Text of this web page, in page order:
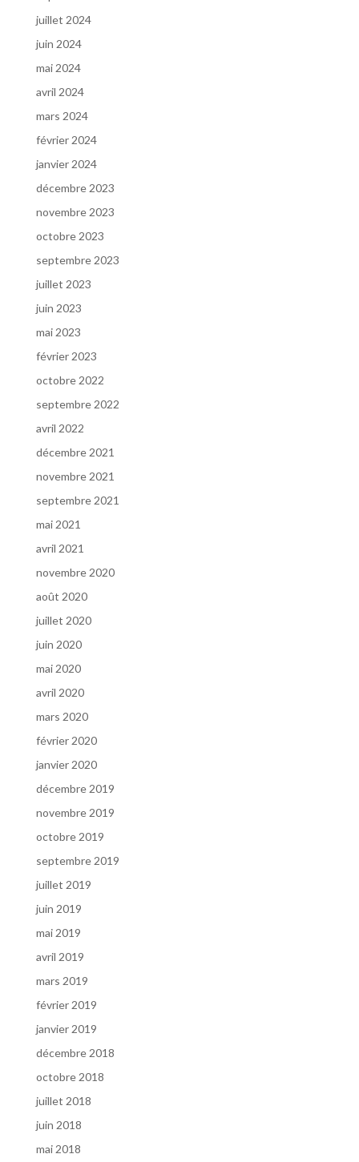
juillet 2024
juin 2024
mai 2024
avril 2024
mars 2024
février 2024
janvier 2024
décembre 2023
novembre 2023
octobre 2023
septembre 2023
juillet 2023
juin 2023
mai 2023
février 2023
octobre 2022
septembre 2022
avril 2022
décembre 2021
novembre 2021
septembre 2021
mai 2021
avril 2021
novembre 2020
août 2020
juillet 2020
juin 2020
mai 2020
avril 2020
mars 2020
février 2020
janvier 2020
décembre 2019
novembre 2019
octobre 2019
septembre 2019
juillet 2019
juin 2019
mai 2019
avril 2019
mars 2019
février 2019
janvier 2019
décembre 2018
octobre 2018
juillet 2018
juin 2018
mai 2018